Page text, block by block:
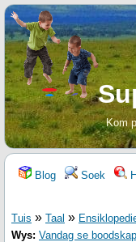
Kom
Blog Soek
Tuis » Taal »
Wys: Vandag se